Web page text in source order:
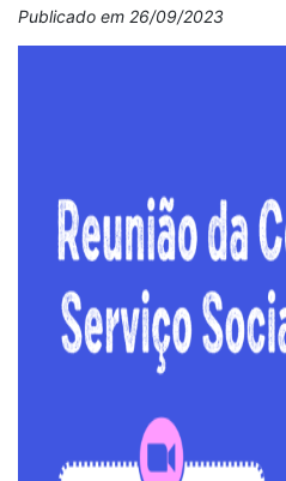
Publicado em 26/09/2023